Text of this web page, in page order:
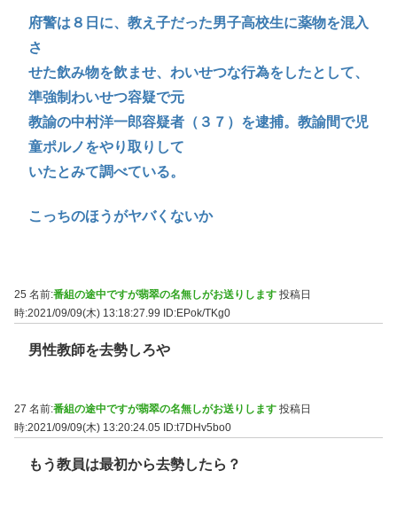
府警は８日に、教え子だった男子高校生に薬物を混入
さ
せた飲み物を飲ませ、わいせつな行為をしたとして、
準強制わいせつ容疑で元
教諭の中村洋一郎容疑者（３７）を逮捕。教諭間で児
童ポルノをやり取りして
いたとみて調べている。
こっちのほうがヤバくないか
25 名前:番組の途中ですが翡翠の名無しがお送りします 投稿日
時:2021/09/09(木) 13:18:27.99
ID:EPok/TKg0
男性教師を去勢しろや
27 名前:番組の途中ですが翡翠の名無しがお送りします 投稿日
時:2021/09/09(木) 13:20:24.05 ID:t7DHv5bo0
もう教員は最初から去勢したら？